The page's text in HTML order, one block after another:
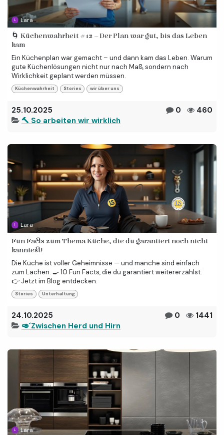
Lara
🌀 Küchenwahrheit #12 – Der Plan war gut, bis das Leben
kam
Ein Küchenplan war gemacht – und dann kam das Leben. Warum
gute Küchenlösungen nicht nur nach Maß, sondern nach
Wirklichkeit geplant werden müssen.
Küchenwahrheit Stories wir über uns
25.10.2025 0
460
🔨 So arbeiten wir wirklich
Lara
Fun Facts zum Thema Küche, die du garantiert noch nicht
kanntest!
Die Küche ist voller Geheimnisse — und manche sind einfach
zum Lachen. 🍳 10 Fun Facts, die du garantiert weitererzählst.
👉 Jetzt im Blog entdecken.
Stories Unterhaltung
24.10.2025 0
1441
🥑´Zwischen Herd und Hirn
Lara